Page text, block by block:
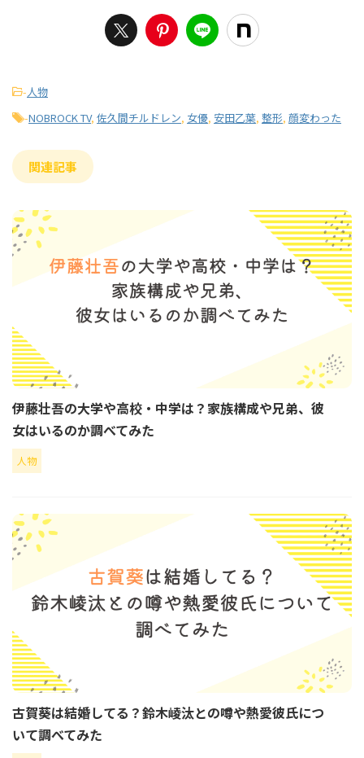
-人物
-NOBROCK TV, 佐久間チルドレン, 女優, 安田乙葉, 整形, 顔変わった
関連記事
伊藤壮吾の大学や高校・中学は？家族構成や兄弟、彼
女はいるのか調べてみた
人物
古賀葵は結婚してる？鈴木崚汰との噂や熱愛彼氏につ
いて調べてみた